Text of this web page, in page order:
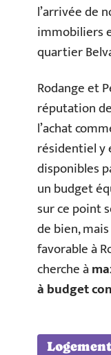
l’arrivée de
immobiliers
quartier
Rodange et
réputation
l’achat
résidentiel y
disponibles
un budget
sur ce point
de bien,
favorable à
cherche à
à budget